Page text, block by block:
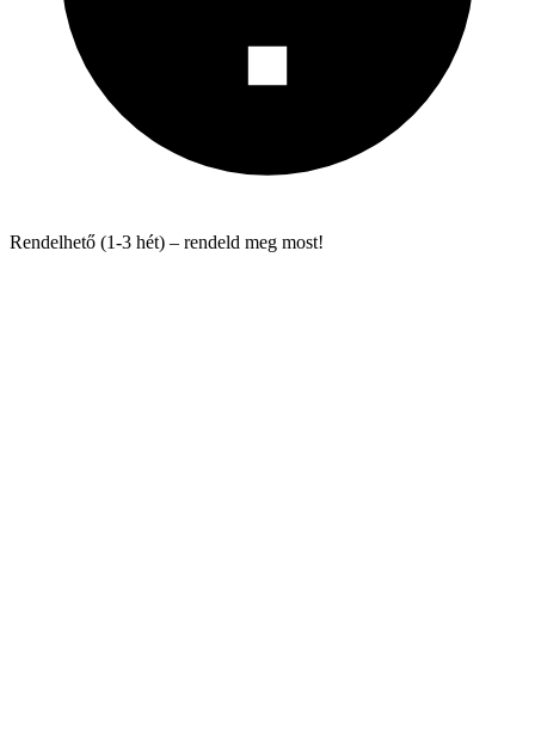
Rendelhető (1-3 hét) – rendeld meg most!